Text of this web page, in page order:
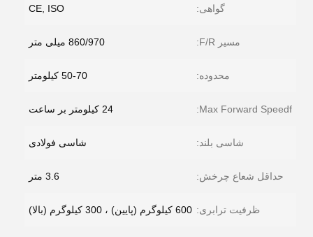
گواهی: CE, ISO
مسیر F/R: 860/970 میلی متر
محدوده: 50-70 کیلومتر
Max Forward Speedf: 24 کیلومتر بر ساعت
شاسی بلند: شاسی فولادی
حداقل شعاع چرخش: 3.6 متر
ظرفیت ترابری: 600 کیلوگرم (پایین) ، 300 کیلوگرم (بالا)